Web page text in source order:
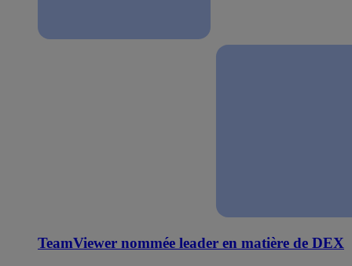
TeamViewer nommée leader en matière de DEX